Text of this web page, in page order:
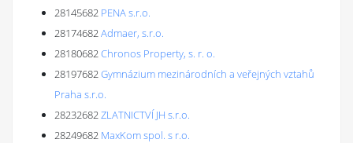
28145682 PENA s.r.o.
28174682Admaer, s.r.o.
28180682Chronos Property, s. r. o.
28197682Gymnázium mezinárodních a veřejných vztahů
Praha s.r.o.
28232682ZLATNICTVÍ JH s.r.o.
28249682 MaxKom spol. s r.o.